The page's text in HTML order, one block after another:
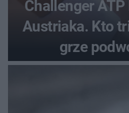
Challenger
Austriaka. Kto
grze